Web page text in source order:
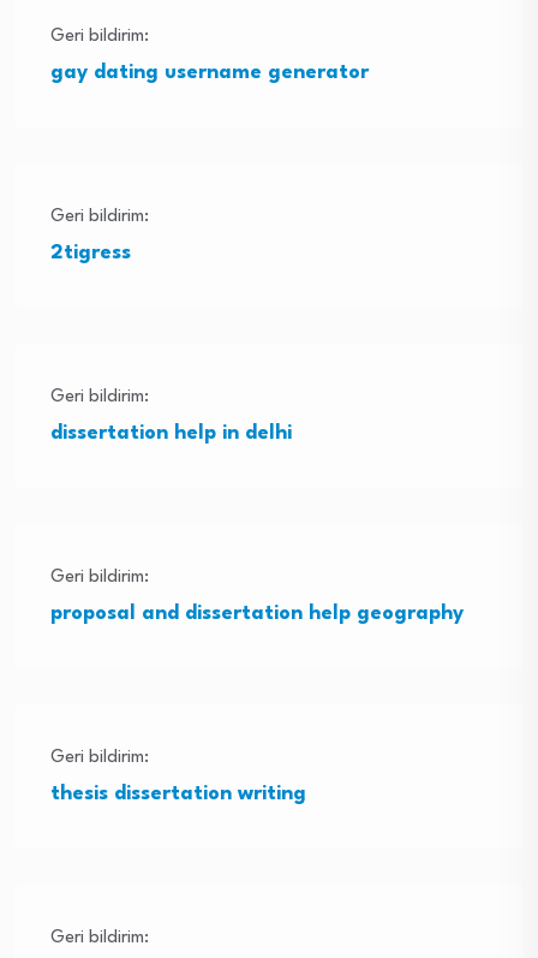
Geri bildirim:
gay dating username generator
Geri bildirim:
2tigress
Geri bildirim:
dissertation help in delhi
Geri bildirim:
proposal and dissertation help geography
Geri bildirim:
thesis dissertation writing
Geri bildirim: